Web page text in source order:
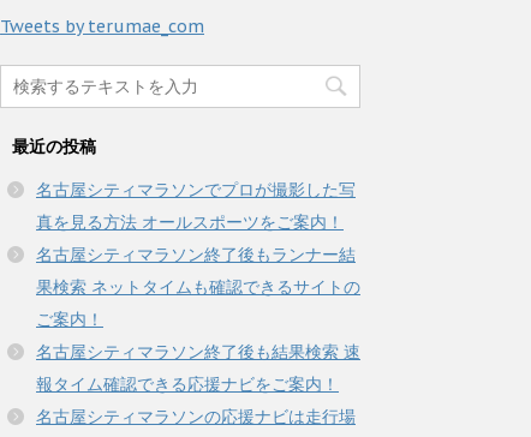
Tweets by terumae_com
最近の投稿
名古屋シティマラソンでプロが撮影した写
真を見る方法 オールスポーツをご案内！
名古屋シティマラソン終了後もランナー結
果検索 ネットタイムも確認できるサイトの
ご案内！
名古屋シティマラソン終了後も結果検索 速
報タイム確認できる応援ナビをご案内！
名古屋シティマラソンの応援ナビは走行場